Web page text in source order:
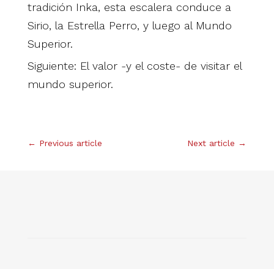
tradición Inka, esta escalera conduce a
Sirio, la Estrella Perro, y luego al Mundo
Superior.
Siguiente: El valor -y el coste- de visitar el
mundo superior.
← Previous article Next article →